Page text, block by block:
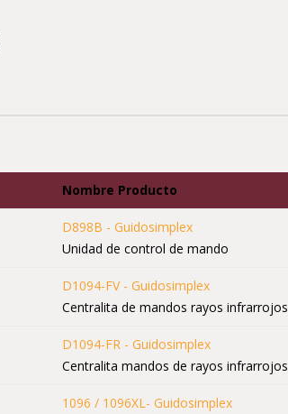
Nombre Producto
D898B - Guidosimplex
Unidad de control de mando
D1094-FV - Guidosimplex
Centralita de mandos rayos infrarrojos
D1094-FR - Guidosimplex
Centralita mandos de rayos infrarrojos
1096 / 1096XL- Guidosimplex